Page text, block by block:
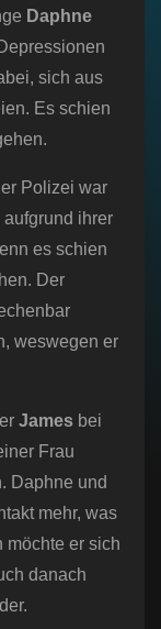
Daphne
sich aus
Es schien
Polizei war
ihrer
es schien
Der
weswegen er
James bei
Frau
Daphne und
mehr, was
möchte er sich
danach